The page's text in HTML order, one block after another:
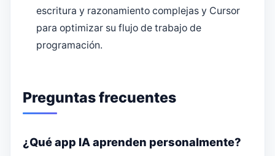
escritura y razonamiento complejas y Cursor
para optimizar su flujo de trabajo de
programación.
Preguntas frecuentes
¿Qué app IA aprenden personalmente?